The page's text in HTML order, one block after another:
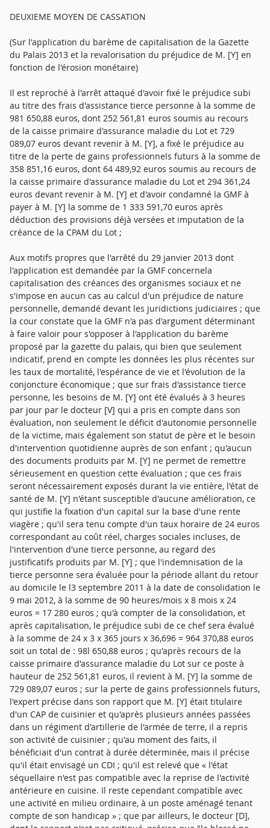
DEUXIEME MOYEN DE CASSATION
(Sur l'application du barème de capitalisation de la Gazette
du Palais 2013 et la revalorisation du préjudice de M. [Y] en
fonction de l'érosion monétaire)
Il est reproché à l'arrêt attaqué d'avoir fixé le préjudice subi
au titre des frais d'assistance tierce personne à la somme de
981 650,88 euros, dont 252 561,81 euros soumis au recours
de la caisse primaire d'assurance maladie du Lot et 729
089,07 euros devant revenir à M. [Y], a fixé le préjudice au
titre de la perte de gains professionnels futurs à la somme de
358 851,16 euros, dont 64 489,92 euros soumis au recours de
la caisse primaire d'assurance maladie du Lot et 294 361,24
euros devant revenir à M. [Y] et d'avoir condamné la GMF à
payer à M. [Y] la somme de 1 333 591,70 euros après
déduction des provisions déjà versées et imputation de la
créance de la CPAM du Lot ;
Aux motifs propres que l'arrêté du 29 janvier 2013 dont
l'application est demandée par la GMF concernela
capitalisation des créances des organismes sociaux et ne
s'impose en aucun cas au calcul d'un préjudice de nature
personnelle, demandé devant les juridictions judiciaires ; que
la cour constate que la GMF n'a pas d'argument déterminant
à faire valoir pour s'opposer à l'application du barème
proposé par la gazette du palais, qui bien que seulement
indicatif, prend en compte les données les plus récentes sur
les taux de mortalité, l'espérance de vie et l'évolution de la
conjoncture économique ; que sur frais d'assistance tierce
personne, les besoins de M. [Y] ont été évalués à 3 heures
par jour par le docteur [V] qui a pris en compte dans son
évaluation, non seulement le déficit d'autonomie personnelle
de la victime, mais également son statut de père et le besoin
d'intervention quotidienne auprès de son enfant ; qu'aucun
des documents produits par M. [Y] ne permet de remettre
sérieusement en question cette évaluation ; que ces frais
seront nécessairement exposés durant la vie entière, l'état de
santé de M. [Y] n'étant susceptible d'aucune amélioration, ce
qui justifie la fixation d'un capital sur la base d'une rente
viagère ; qu'il sera tenu compte d'un taux horaire de 24 euros
correspondant au coût réel, charges sociales incluses, de
l'intervention d'une tierce personne, au regard des
justificatifs produits par M. [Y] ; que l'indemnisation de la
tierce personne sera évaluée pour la période allant du retour
au domicile le l3 septembre 2011 à la date de consolidation le
9 mai 2012, à la somme de 90 heures/mois x 8 mois x 24
euros = 17 280 euros ; qu'à compter de la consolidation, et
après capitalisation, le préjudice subi de ce chef sera évalué
à la somme de 24 x 3 x 365 jours x 36,696 = 964 370,88 euros
soit un total de : 98l 650,88 euros ; qu'après recours de la
caisse primaire d'assurance maladie du Lot sur ce poste à
hauteur de 252 561,81 euros, il revient à M. [Y] la somme de
729 089,07 euros ; sur la perte de gains professionnels futurs,
l'expert précise dans son rapport que M. [Y] était titulaire
d'un CAP de cuisinier et qu'après plusieurs années passées
dans un régiment d'artillerie de l'armée de terre, il a repris
son activité de cuisinier ; qu'au moment des faits, il
bénéficiait d'un contrat à durée déterminée, mais il précise
qu'il était envisagé un CDI ; qu'il est relevé que « l'état
séquellaire n'est pas compatible avec la reprise de l'activité
antérieure en cuisine. Il reste cependant compatible avec
une activité en milieu ordinaire, à un poste aménagé tenant
compte de son handicap » ; que par ailleurs, le docteur [D],